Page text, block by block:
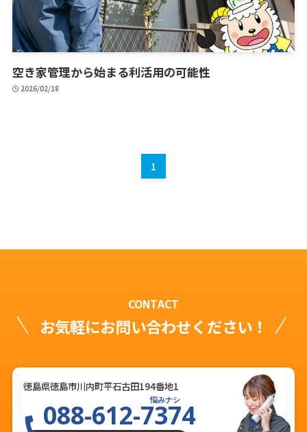
空き家管理から始まる利活用の可能性
2026/02/18
1
CONTACT
お気軽にお問い合わせください！
徳島県徳島市川内町平石古田194番地1
悩みナシ
088-612-7374